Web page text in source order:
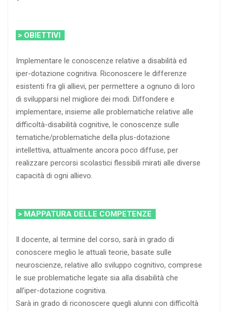
> OBIETTIVI
Implementare le conoscenze relative a disabilità ed
iper-dotazione cognitiva. Riconoscere le differenze
esistenti fra gli allievi, per permettere a ognuno di loro
di svilupparsi nel migliore dei modi. Diffondere e
implementare, insieme alle problematiche relative alle
difficoltà-disabilità cognitive, le conoscenze sulle
tematiche/problematiche della plus-dotazione
intellettiva, attualmente ancora poco diffuse, per
realizzare percorsi scolastici flessibili mirati alle diverse
capacità di ogni allievo.
> MAPPATURA DELLE COMPETENZE
Il docente, al termine del corso, sarà in grado di
conoscere meglio le attuali teorie, basate sulle
neuroscienze, relative allo sviluppo cognitivo, comprese
le sue problematiche legate sia alla disabilità che
all’iper-dotazione cognitiva.
Sarà in grado di riconoscere quegli alunni con difficoltà